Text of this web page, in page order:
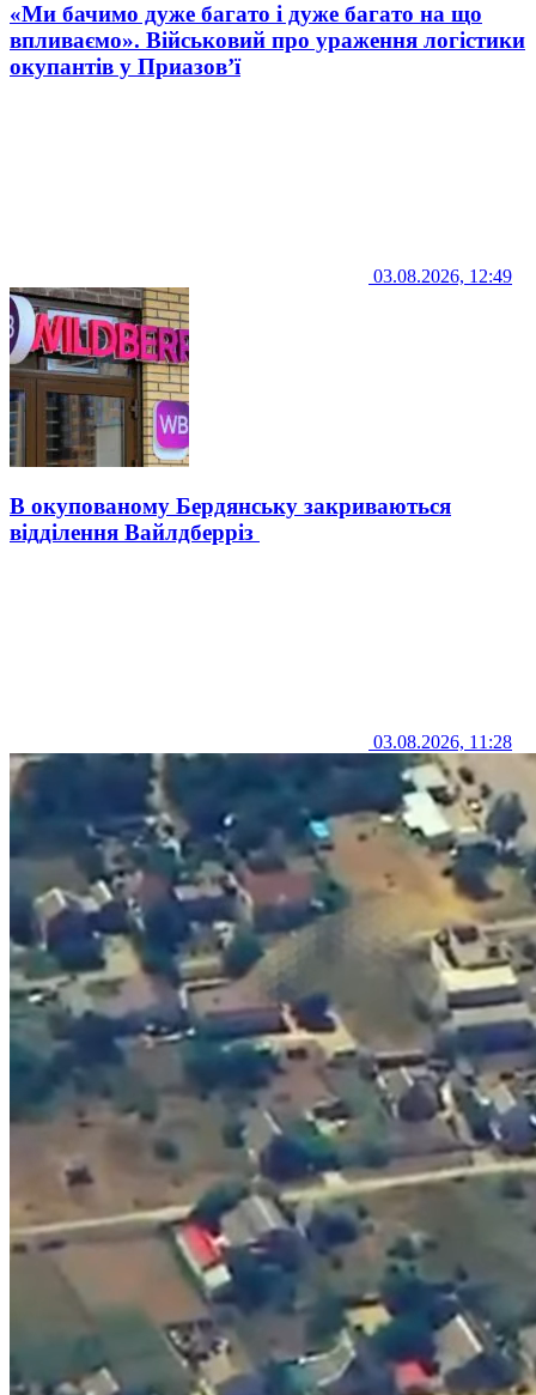
«Ми бачимо дуже багато і дуже багато на що
впливаємо». Військовий про ураження логістики
окупантів у Приазов’ї
03.08.2026, 12:49
В окупованому Бердянську закриваються
відділення Вайлдберріз
03.08.2026, 11:28